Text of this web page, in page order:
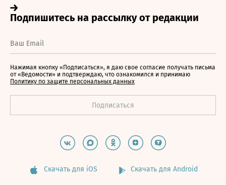
Нажимая кнопку «Подписаться», я даю свое согласие получать письма
от «Ведомости» и подтверждаю, что ознакомился и принимаю
Политику по защите персональных данных
Скачать для iOS Скачать для Android